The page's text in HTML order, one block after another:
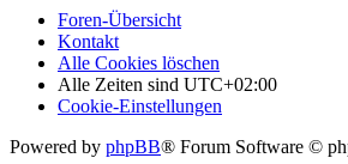
Foren-Übersicht
Kontakt
Alle Cookies löschen
Alle Zeiten sind UTC+02:00
Cookie-Einstellungen
Powered by phpBB® Forum Software ©